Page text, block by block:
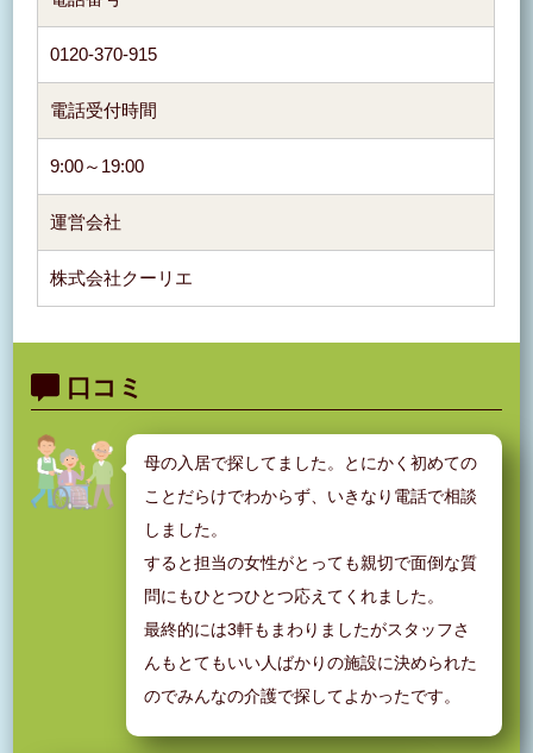
0120-370-915
電話受付時間
9:00～19:00
運営会社
株式会社クーリエ
口コミ
母の入居で探してました。とにかく初めての
ことだらけでわからず、いきなり電話で相談
しました。
すると担当の女性がとっても親切で面倒な質
問にもひとつひとつ応えてくれました。
最終的には3軒もまわりましたがスタッフさ
んもとてもいい人ばかりの施設に決められた
のでみんなの介護で探してよかったです。